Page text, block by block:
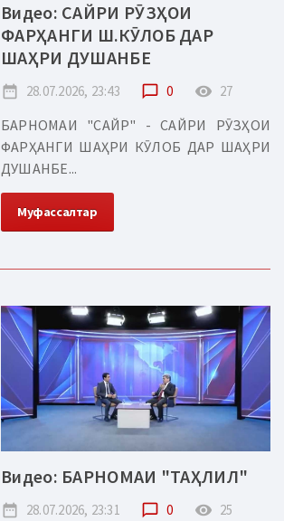
Видео: САЙРИ РӮЗҲОИ
ФАРҲАНГИ Ш.КӮЛОБ ДАР
ШАҲРИ ДУШАНБЕ
date_range 28.07.2026, 23:43 chat_bubble_outline 0 remove_red_eye 27
БАРНОМАИ "САЙР" - САЙРИ РӮЗҲОИ
ФАРҲАНГИ ШАҲРИ КӮЛОБ ДАР ШАҲРИ
ДУШАНБЕ...
Муфассалтар
Видео: БАРНОМАИ "ТАҲЛИЛ"
date_range 28.07.2026, 23:31 chat_bubble_outline 0 remove_red_eye 25